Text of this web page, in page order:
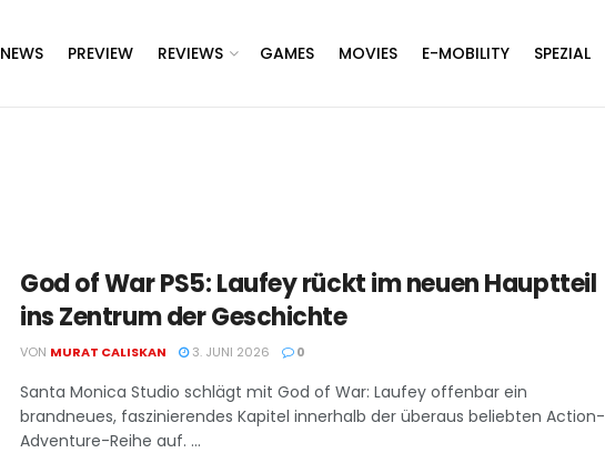
NEWS PREVIEW REVIEWS GAMES MOVIES E-MOBILITY SPEZIAL
God of War PS5: Laufey rückt im neuen Hauptteil
ins Zentrum der Geschichte
VON MURAT CALISKAN 3. JUNI 2026 0
Santa Monica Studio schlägt mit God of War: Laufey offenbar ein
brandneues, faszinierendes Kapitel innerhalb der überaus beliebten Action-
Adventure-Reihe auf. ...